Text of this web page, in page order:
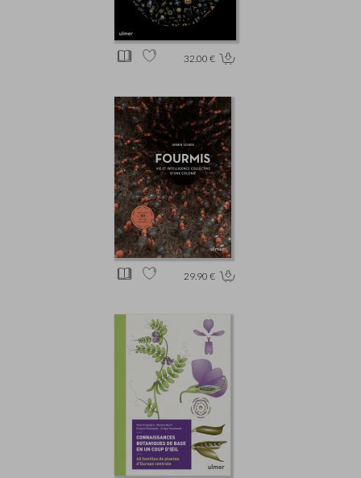
32.00 €
29.90 €